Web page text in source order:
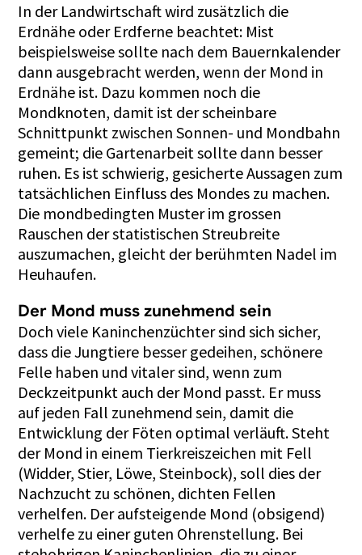
In der Landwirtschaft wird zusätzlich die
Erdnähe oder Erdferne beachtet: Mist
beispielsweise sollte nach dem Bauernkalender
dann ausgebracht werden, wenn der Mond in
Erdnähe ist. Dazu kommen noch die
Mondknoten, damit ist der scheinbare
Schnittpunkt zwischen Sonnen- und Mondbahn
gemeint; die Gartenarbeit sollte dann besser
ruhen. Es ist schwierig, gesicherte Aussagen zum
tatsächlichen Einfluss des Mondes zu machen.
Die mondbedingten Muster im grossen
Rauschen der statistischen Streubreite
auszumachen, gleicht der berühmten Nadel im
Heuhaufen.
Der Mond muss zunehmend sein
Doch viele Kaninchenzüchter sind sich sicher,
dass die Jungtiere besser gedeihen, schönere
Felle haben und vitaler sind, wenn zum
Deckzeitpunkt auch der Mond passt. Er muss
auf jeden Fall zunehmend sein, damit die
Entwicklung der Föten optimal verläuft. Steht
der Mond in einem Tierkreiszeichen mit Fell
(Widder, Stier, Löwe, Steinbock), soll dies der
Nachzucht zu schönen, dichten Fellen
verhelfen. Der aufsteigende Mond (obsigend)
verhelfe zu einer guten Ohrenstellung. Bei